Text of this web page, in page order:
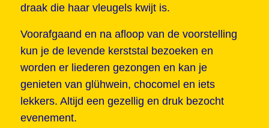
draak die haar vleugels kwijt is.
Voorafgaand en na afloop van de voorstelling
kun je de levende kerststal bezoeken en
worden er liederen gezongen en kan je
genieten van glühwein, chocomel en iets
lekkers. Altijd een gezellig en druk bezocht
evenement.